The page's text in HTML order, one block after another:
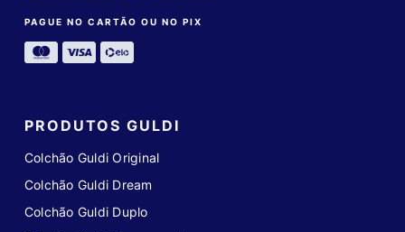
PAGUE NO CARTÃO OU NO PIX
PRODUTOS GULDI
Colchão Guldi Original
Colchão Guldi Dream
Colchão Guldi Duplo